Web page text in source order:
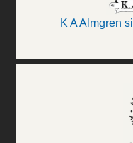
K A Almgren